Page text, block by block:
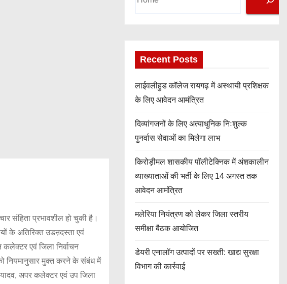
संहिता प्रभावशील हो चुकी है।
के अतिरिक्त उडऩदस्ता एवं
एवं जिला निर्वाचन
को नियमानुसार मुक्त करने के संबंध में
यादव, अपर कलेक्टर एवं उप जिला
Recent Posts
लाईवलीहुड कॉलेज रायगढ़ में अस्थायी प्रशिक्षक
के लिए आवेदन आमंत्रित
दिव्यांगजनों के लिए अत्याधुनिक निःशुल्क
पुनर्वास सेवाओं का मिलेगा लाभ
किरोड़ीमल शासकीय पॉलीटेक्निक में अंशकालीन
व्याख्याताओं की भर्ती के लिए 14 अगस्त तक
आवेदन आमंत्रित
मलेरिया नियंत्रण को लेकर जिला स्तरीय
समीक्षा बैठक आयोजित
डेयरी एनालॉग उत्पादों पर सख्ती: खाद्य सुरक्षा
विभाग की कार्रवाई